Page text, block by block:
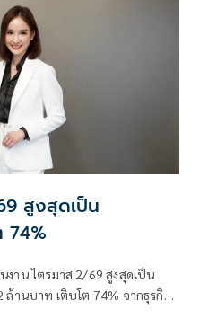
สูงสุดเป็น
74%
งาน ไตรมาส 2/69 สูงสุดเป็น
ท เติบโต 74% จากธุรกิจ